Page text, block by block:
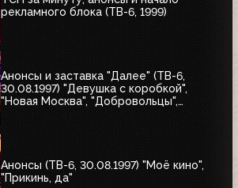
рекламного блока (ТВ-6, 1999)
Анонсы и заставка "Далее" (ТВ-6,
30.08.1997) "Девушка с коробкой",
"Новая Москва", "Добровольцы",
Анонсы (ТВ-6, 30.08.1997) "Моё кино",
"Прикинь, да"